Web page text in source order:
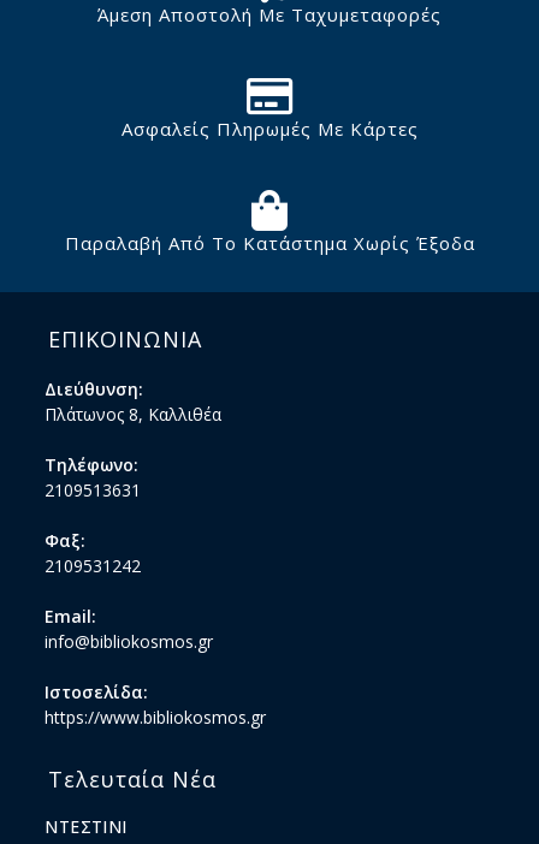
Άμεση Αποστολή Με Ταχυμεταφορές
Ασφαλείς Πληρωμές Με Κάρτες
Παραλαβή Από Το Κατάστημα Χωρίς Έξοδα
ΕΠΙΚΟΙΝΩΝΙΑ
Διεύθυνση:
Πλάτωνος 8, Καλλιθέα
Τηλέφωνο:
2109513631
Φαξ:
2109531242
Email:
info@bibliokosmos.gr
Ιστοσελίδα:
https://www.bibliokosmos.gr
Τελευταία Νέα
ΝΤΕΣΤΙΝΙ